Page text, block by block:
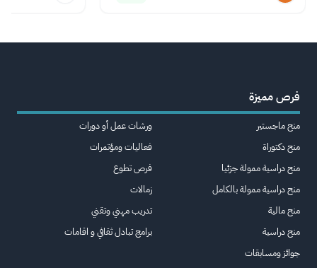
فرص مميزة
منح ماجستير
منح دكتوراة
منح دراسية ممولة جزئيا
منح دراسية ممولة بالكامل
منح مالية
منح دراسية
جوائز ومسابقات
ورشات عمل أو دورات
فعاليات ومؤتمرات
فرص تطوع
زمالات
تدريب مهني وتقني
برامج تبادل ثقافي و اقامات